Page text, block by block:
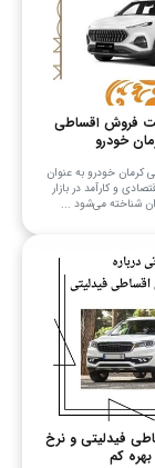
فروش اقساطی
خودرو
خودرو به عنوان
و کارآمد در بازار
شناخته می‌شود ...
فیدلیتی و نرخ
بهره کم